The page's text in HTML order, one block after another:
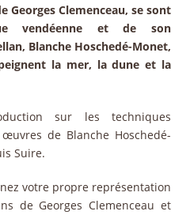
Georges Clemenceau, se sont
vendéenne et de son
Blanche Hoschedé-Monet,
la mer, la dune et la
sur les techniques
de Blanche Hoschedé-
Suire.
votre propre représentation
de Georges Clemenceau et